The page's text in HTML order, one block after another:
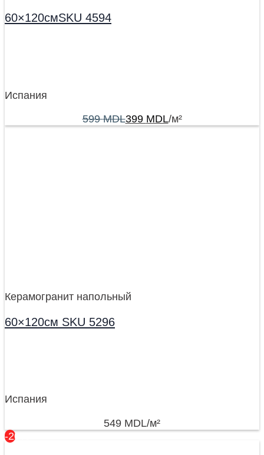
60×120смSKU 4594
Испания
599MDL399 MDL/м²
Керамогранит напольный
60×120см SKU 5296
Испания
549 MDL/м²
-20%